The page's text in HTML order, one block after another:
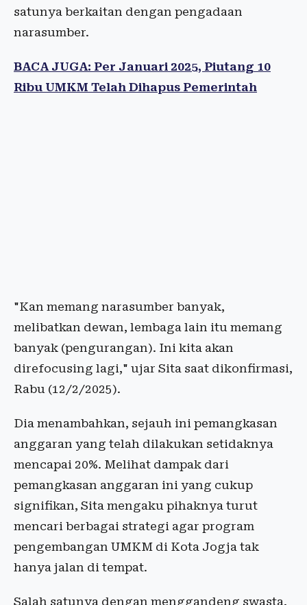
satunya berkaitan dengan pengadaan
narasumber.
BACA JUGA: Per Januari 2025, Piutang 10
Ribu UMKM Telah Dihapus Pemerintah
"Kan memang narasumber banyak,
melibatkan dewan, lembaga lain itu memang
banyak (pengurangan). Ini kita akan
direfocusing lagi," ujar Sita saat dikonfirmasi,
Rabu (12/2/2025).
Dia menambahkan, sejauh ini pemangkasan
anggaran yang telah dilakukan setidaknya
mencapai 20%. Melihat dampak dari
pemangkasan anggaran ini yang cukup
signifikan, Sita mengaku pihaknya turut
mencari berbagai strategi agar program
pengembangan UMKM di Kota Jogja tak
hanya jalan di tempat.
Salah satunya dengan menggandeng swasta,